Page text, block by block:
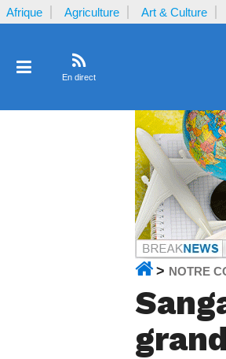
Afrique Agriculture Art & Culture
En direct
Notrecontinent.com : La Coupe
> NOTRE